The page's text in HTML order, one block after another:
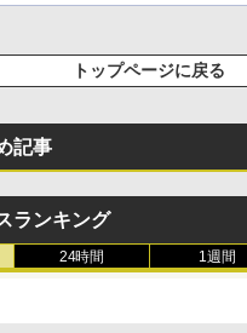
トップページに戻る
記事
ランキング
24時間 1週間